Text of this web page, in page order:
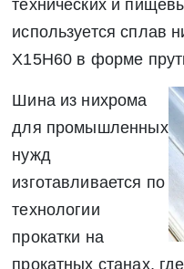
технических и
используется сплав
Х15Н60 в форме
Шина из нихрома
для промышленных
нужд
изготавливается по
технологии
прокатки на
прокатных станах,
Заявка на